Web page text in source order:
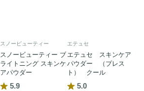
スノービューティー
スノービューティー ブ
ライトニング スキンケ
アパウダー
5.9
エテュセ
エテュセ スキンケア
パウダー （プレス
ト） クール
5.0